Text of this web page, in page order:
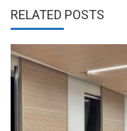
RELATED POSTS